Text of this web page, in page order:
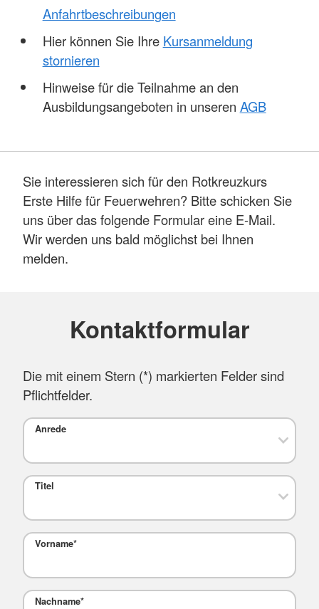
Anfahrtbeschreibungen
Hier können Sie Ihre Kursanmeldung
stornieren
Hinweise für die Teilnahme an den
Ausbildungsangeboten in unseren AGB
Sie interessieren sich für den Rotkreuzkurs
Erste Hilfe für Feuerwehren? Bitte schicken Sie
uns über das folgende Formular eine E-Mail.
Wir werden uns bald möglichst bei Ihnen
melden.
Kontaktformular
Die mit einem Stern (*) markierten Felder sind
Pflichtfelder.
Anrede
Titel
Vorname*
Nachname*